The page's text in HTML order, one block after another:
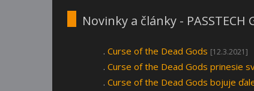
Novinky a články - PASSTECH
. Curse of the Dead Gods [12.3.2021]
. Curse of the Dead Gods prinesie
. Curse of the Dead Gods bojuje